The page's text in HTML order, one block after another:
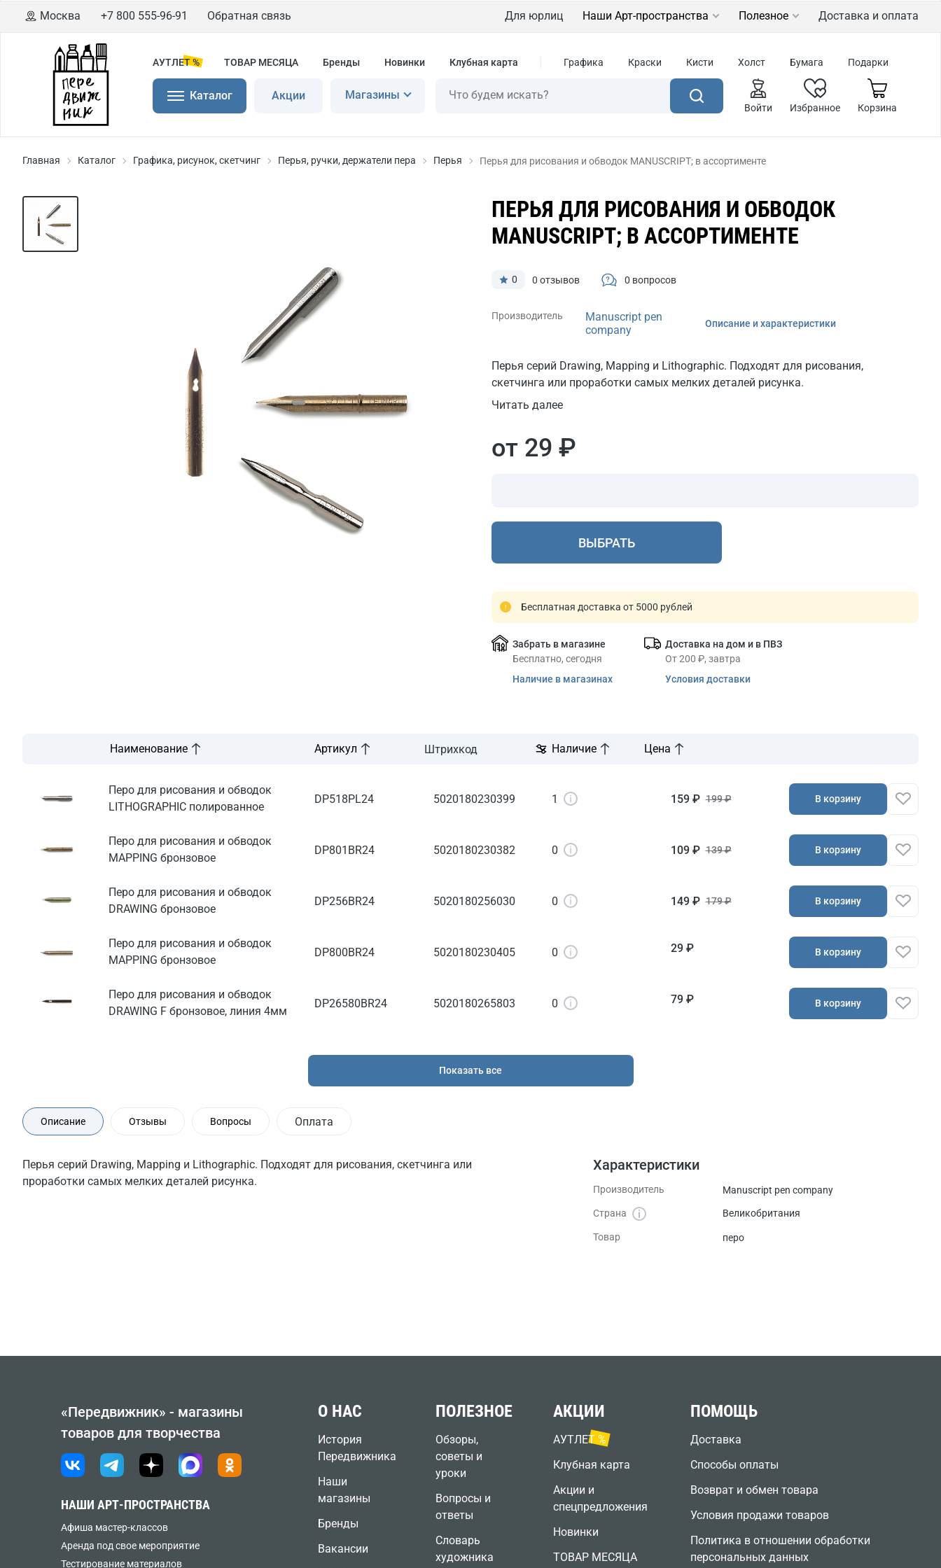
Москва +7 800 555-96-91 Обратная связь Для юрлиц Наши Арт-пространства Полезное Доставка и оплата
АУТЛЕТ % ТОВАР МЕСЯЦА Бренды Новинки Клубная карта Графика Краски Кисти Холст Бумага Подарки
Каталог Акции Магазины
Войти Избранное Корзина
Главная Каталог Графика, рисунок, скетчинг Перья, ручки, держатели пера Перья Перья для рисования и обводок MANUSCRIPT; в ассортименте
ПЕРЬЯ ДЛЯ РИСОВАНИЯ И ОБВОДОК
MANUSCRIPT; В АССОРТИМЕНТЕ
0 0 отзывов 0 вопросов
Производитель
Manuscript pen
company
Описание и характеристики
Перья серий Drawing, Mapping и Lithographic. Подходят для рисования,
скетчинга или проработки самых мелких деталей рисунка.
Читать далее
от 29 ₽
ВЫБРАТЬ
Бесплатная доставка от 5000 рублей
Забрать в магазине
Бесплатно, сегодня
Наличие в магазинах
Доставка на дом и в ПВЗ
От 200 ₽, завтра
Условия доставки
Наименование Артикул Штрихкод Наличие Цена
Перо для рисования и обводок
LITHOGRAPHIC полированное
DP518PL24 5020180230399 1 159 ₽ 199 ₽ В корзину
Перо для рисования и обводок
MAPPING бронзовое
DP801BR24 5020180230382 0 109 ₽ 139 ₽ В корзину
Перо для рисования и обводок
DRAWING бронзовое
DP256BR24 5020180256030 0 149 ₽ 179 ₽ В корзину
Перо для рисования и обводок
MAPPING бронзовое
DP800BR24 5020180230405 0 29 ₽ В корзину
Перо для рисования и обводок
DRAWING F бронзовое, линия 4мм
DP26580BR24 5020180265803 0 79 ₽ В корзину
Показать все
Описание Отзывы Вопросы Оплата
Перья серий Drawing, Mapping и Lithographic. Подходят для рисования, скетчинга или
проработки самых мелких деталей рисунка.
Характеристики
Производитель Manuscript pen company
Страна Великобритания
Товар перо
«Передвижник» - магазины
товаров для творчества
НАШИ АРТ-ПРОСТРАНСТВА
Афиша мастер-классов
Аренда под свое мероприятие
Тестирование материалов
О НАС
История
Передвижника
Наши
магазины
Бренды
Вакансии
ПОЛЕЗНОЕ
Обзоры,
советы и
уроки
Вопросы и
ответы
Словарь
художника
АКЦИИ
АУТЛЕТ %
Клубная карта
Акции и
спецпредложения
Новинки
ТОВАР МЕСЯЦА
ПОМОЩЬ
Доставка
Способы оплаты
Возврат и обмен товара
Условия продажи товаров
Политика в отношении обработки
персональных данных